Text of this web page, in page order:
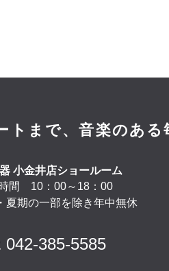
トまで、音楽のある
小金井店ショールーム
間 10：00～18：00
夏期の一部を除き年中無休
042-385-5585